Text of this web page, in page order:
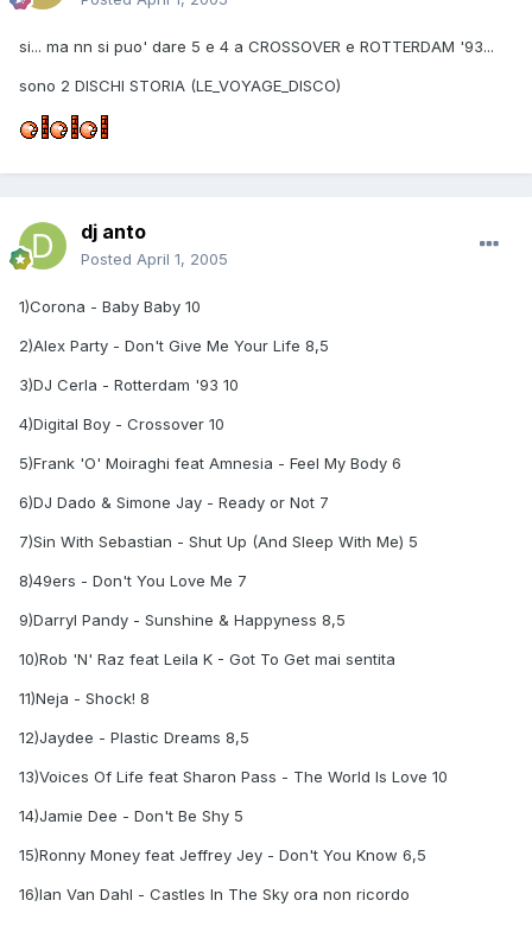
si... ma nn si puo' dare 5 e 4 a CROSSOVER e ROTTERDAM '93...
sono 2 DISCHI STORIA (LE_VOYAGE_DISCO)
dj anto
Posted April 1, 2005
1)Corona - Baby Baby 10
2)Alex Party - Don't Give Me Your Life 8,5
3)DJ Cerla - Rotterdam '93 10
4)Digital Boy - Crossover 10
5)Frank 'O' Moiraghi feat Amnesia - Feel My Body 6
6)DJ Dado & Simone Jay - Ready or Not 7
7)Sin With Sebastian - Shut Up (And Sleep With Me) 5
8)49ers - Don't You Love Me 7
9)Darryl Pandy - Sunshine & Happyness 8,5
10)Rob 'N' Raz feat Leila K - Got To Get mai sentita
11)Neja - Shock! 8
12)Jaydee - Plastic Dreams 8,5
13)Voices Of Life feat Sharon Pass - The World Is Love 10
14)Jamie Dee - Don't Be Shy 5
15)Ronny Money feat Jeffrey Jey - Don't You Know 6,5
16)Ian Van Dahl - Castles In The Sky ora non ricordo